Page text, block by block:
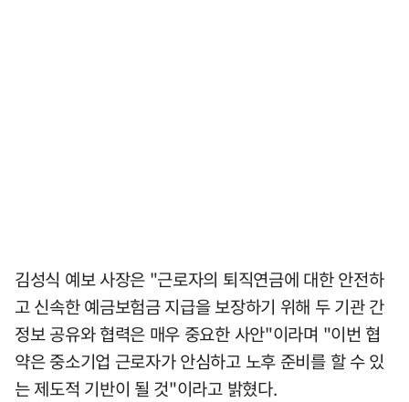
김성식 예보 사장은 "근로자의 퇴직연금에 대한 안전하
고 신속한 예금보험금 지급을 보장하기 위해 두 기관 간
정보 공유와 협력은 매우 중요한 사안"이라며 "이번 협
약은 중소기업 근로자가 안심하고 노후 준비를 할 수 있
는 제도적 기반이 될 것"이라고 밝혔다.